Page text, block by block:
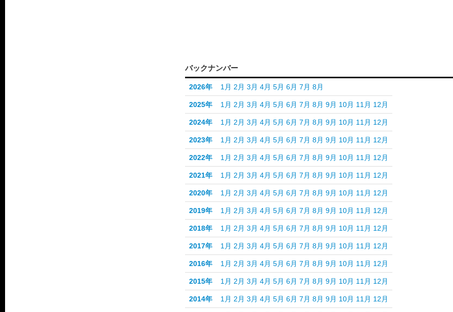
バックナンバー
2026年 1月 2月 3月 4月 5月 6月 7月 8月
2025年 1月 2月 3月 4月 5月 6月 7月 8月 9月 10月 11月 12月
2024年 1月 2月 3月 4月 5月 6月 7月 8月 9月 10月 11月 12月
2023年 1月 2月 3月 4月 5月 6月 7月 8月 9月 10月 11月 12月
2022年 1月 2月 3月 4月 5月 6月 7月 8月 9月 10月 11月 12月
2021年 1月 2月 3月 4月 5月 6月 7月 8月 9月 10月 11月 12月
2020年 1月 2月 3月 4月 5月 6月 7月 8月 9月 10月 11月 12月
2019年 1月 2月 3月 4月 5月 6月 7月 8月 9月 10月 11月 12月
2018年 1月 2月 3月 4月 5月 6月 7月 8月 9月 10月 11月 12月
2017年 1月 2月 3月 4月 5月 6月 7月 8月 9月 10月 11月 12月
2016年 1月 2月 3月 4月 5月 6月 7月 8月 9月 10月 11月 12月
2015年 1月 2月 3月 4月 5月 6月 7月 8月 9月 10月 11月 12月
2014年 1月 2月 3月 4月 5月 6月 7月 8月 9月 10月 11月 12月